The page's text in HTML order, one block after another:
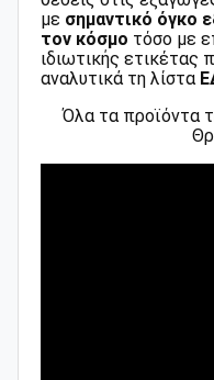
με σημαντικό όγκο
τον κόσμο τόσο με
ιδιωτικής ετικέτας
αναλυτικά τη λίστα
Όλα τα προϊόντα